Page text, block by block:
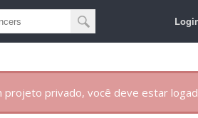
privado, você deve estar